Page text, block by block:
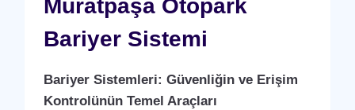
(PROGRAMI)
Muratpaşa Otopark
Bariyer Sistemi
Bariyer Sistemleri: Güvenliğin ve Erişim
Kontrolünün Temel Araçları